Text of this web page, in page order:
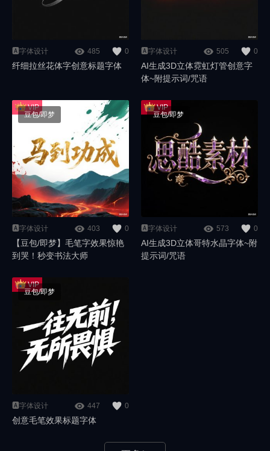
🅰️字体设计 485 0
纤细拉丝花体字创意标题字体
🅰️字体设计 505 0
AI生成3D立体霓虹灯管创意字
体~附提示词/咒语
🅰️字体设计 403 0
【豆包/即梦】毛笔字效果惊艳
到哭！秒变书法大师
豆包/即梦
🅰️字体设计 573 0
AI生成3D立体哥特水晶字体~附
提示词/咒语
豆包/即梦
🅰️字体设计 447 0
创意毛笔效果标题字体
豆包/即梦